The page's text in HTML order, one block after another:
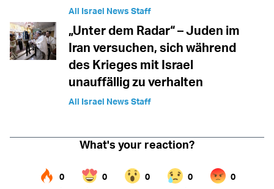
All Israel News Staff
„Unter dem Radar“ – Juden im
Iran versuchen, sich während
des Krieges mit Israel
unauffällig zu verhalten
All Israel News Staff